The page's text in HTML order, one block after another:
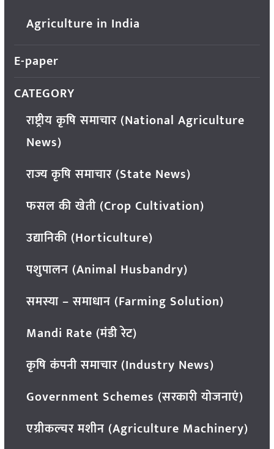
Agriculture in India
E-paper
CATEGORY
राष्ट्रीय कृषि समाचार (National Agriculture
News)
राज्य कृषि समाचार (State News)
फसल की खेती (Crop Cultivation)
उद्यानिकी (Horticulture)
पशुपालन (Animal Husbandry)
समस्या – समाधान (Farming Solution)
Mandi Rate (मंडी रेट)
कृषि कंपनी समाचार (Industry News)
Government Schemes (सरकारी योजनाएं)
एग्रीकल्चर मशीन (Agriculture Machinery)